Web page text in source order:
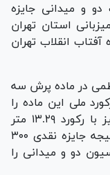
دو و میدانی جایزه
ورزشکار به میزبانی استان تهران
در ورزشگاه آفتاب انقلاب تهران
در ماده پرش سه
ثبت رکورد ۱۳.۴۶ متر رکورد ملی این ماده را
ارتقا دهد. مریم کاظمی پیش از این نیز با رکورد ۱۳.۲۹ متر
رکورددار این ماده بود. او با ثبت این نتیجه جایزه نقدی ۳۰۰
دو و میدانی را